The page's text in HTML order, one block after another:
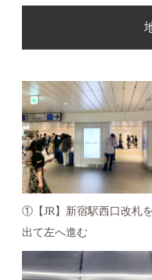
①【JR】新宿駅西口改札を
出て左へ進む